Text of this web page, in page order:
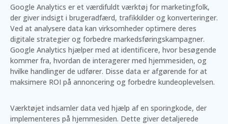
Google Analytics er et værdifuldt værktøj for marketingfolk,
der giver indsigt i brugeradfærd, trafikkilder og konverteringer.
Ved at analysere data kan virksomheder optimere deres
digitale strategier og forbedre markedsføringskampagner.
Google Analytics hjælper med at identificere, hvor besøgende
kommer fra, hvordan de interagerer med hjemmesiden, og
hvilke handlinger de udfører. Disse data er afgørende for at
maksimere ROI på annoncering og forbedre kundeoplevelsen.
Værktøjet indsamler data ved hjælp af en sporingkode, der
implementeres på hjemmesiden. Dette giver detaljerede